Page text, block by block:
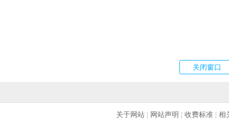
关于网站 网站声明 |收费标准 |相